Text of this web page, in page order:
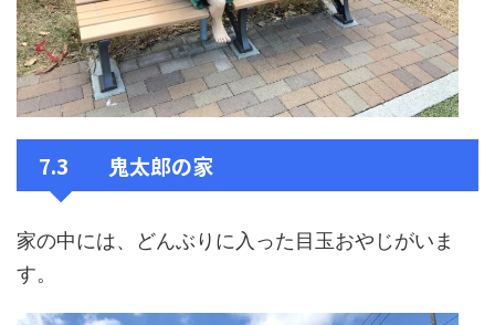
7.3 鬼太郎の家
家の中には、どんぶりに入った目玉おやじがいま
す。